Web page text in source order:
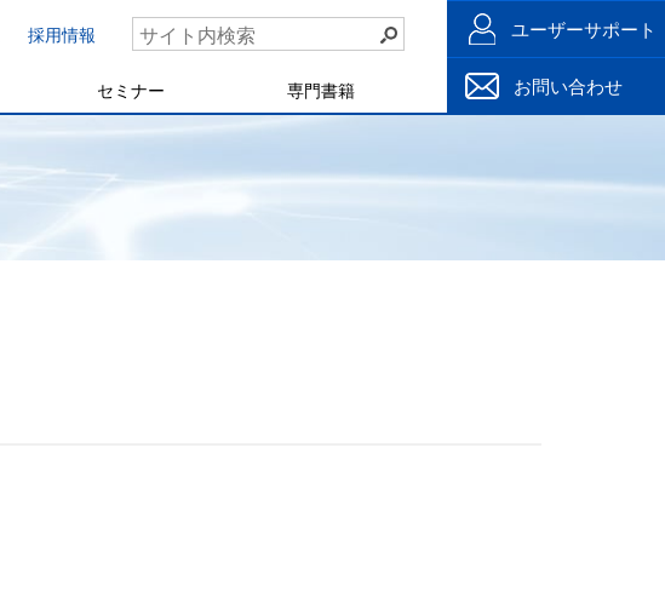
採用情報
セミナー 専門書籍
ユーザーサポート
お問い合わせ